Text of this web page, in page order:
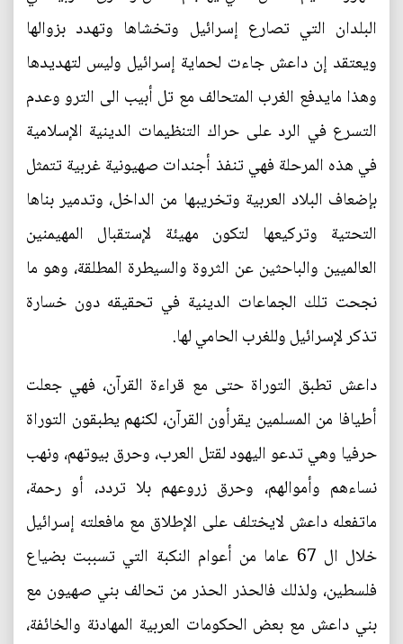
البلدان التي تصارع إسرائيل وتخشاها وتهدد بزوالها
ويعتقد إن داعش جاءت لحماية إسرائيل وليس لتهديدها
وهذا مايدفع الغرب المتحالف مع تل أبيب الى الترو وعدم
التسرع في الرد على حراك التنظيمات الدينية الإسلامية
في هذه المرحلة فهي تنفذ أجندات صهيونية غربية تتمثل
بإضعاف البلاد العربية وتخريبها من الداخل، وتدمير بناها
التحتية وتركيعها لتكون مهيئة لإستقبال المهيمنين
العالميين والباحثين عن الثروة والسيطرة المطلقة، وهو ما
نجحت تلك الجماعات الدينية في تحقيقه دون خسارة
تذكر لإسرائيل وللغرب الحامي لها.
داعش تطبق التوراة حتى مع قراءة القرآن، فهي جعلت
أطيافا من المسلمين يقرأون القرآن، لكنهم يطبقون التوراة
حرفيا وهي تدعو اليهود لقتل العرب، وحرق بيوتهم، ونهب
نساءهم وأموالهم، وحرق زروعهم بلا تردد، أو رحمة،
ماتفعله داعش لايختلف على الإطلاق مع مافعلته إسرائيل
خلال ال 67 عاما من أعوام النكبة التي تسببت بضياع
فلسطين، ولذلك فالحذر الحذر من تحالف بني صهيون مع
بني داعش مع بعض الحكومات العربية المهادنة والخائفة،